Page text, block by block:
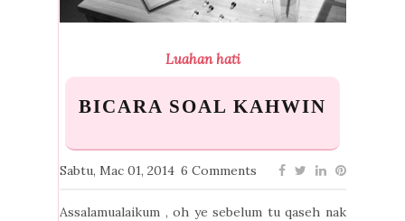
Luahan hati
BICARA SOAL KAHWIN
Sabtu, Mac 01, 2014 6 Comments
Assalamualaikum , oh ye sebelum tu qaseh nak